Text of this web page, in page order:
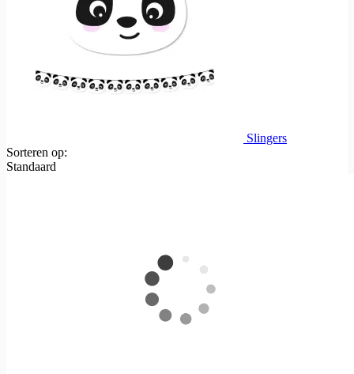
Slingers
Sorteren op:
Standaard